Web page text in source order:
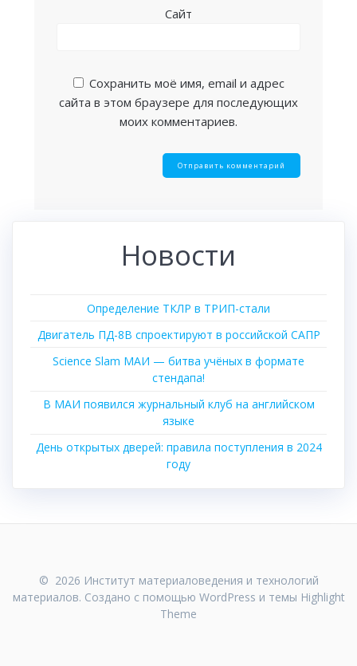
Сайт
Сохранить моё имя, email и адрес
сайта в этом браузере для последующих
моих комментариев.
Новости
Определение ТКЛР в ТРИП-стали
Двигатель ПД-8В спроектируют в российской САПР
Science Slam МАИ — битва учёных в формате
стендапа!
В МАИ появился журнальный клуб на английском
языке
День открытых дверей: правила поступления в 2024
году
© 2026 Институт материаловедения и технологий
материалов. Создано с помощью WordPress и темы Highlight
Theme